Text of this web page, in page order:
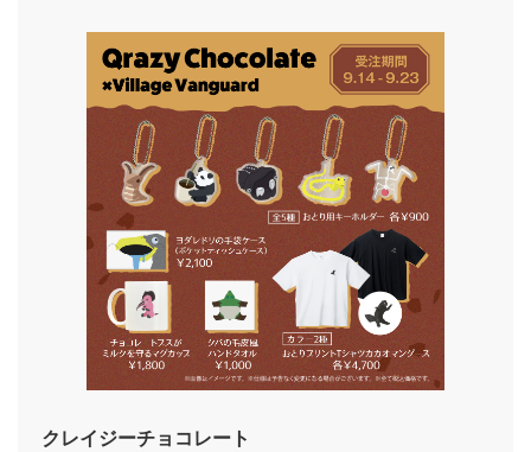
クレイジーチョコレート